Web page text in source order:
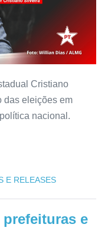
Cristiano
das eleições em
nacional.
E RELEASES
prefeituras e